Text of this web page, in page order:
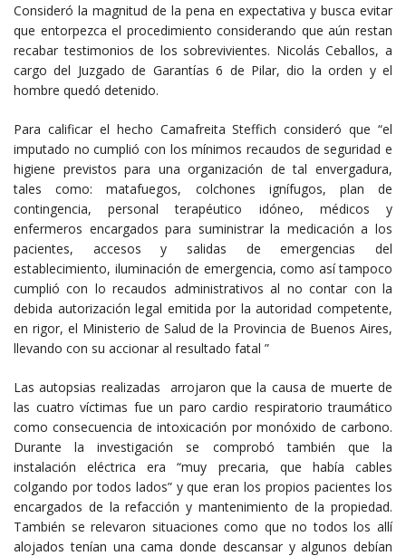
Consideró la magnitud de la pena en expectativa y busca evitar
que entorpezca el procedimiento considerando que aún restan
recabar testimonios de los sobrevivientes. Nicolás Ceballos, a
cargo del Juzgado de Garantías 6 de Pilar, dio la orden y el
hombre quedó detenido.
Para calificar el hecho Camafreita Steffich consideró que “el
imputado no cumplió con los mínimos recaudos de seguridad e
higiene previstos para una organización de tal envergadura,
tales como: matafuegos, colchones ignífugos, plan de
contingencia, personal terapéutico idóneo, médicos y
enfermeros encargados para suministrar la medicación a los
pacientes, accesos y salidas de emergencias del
establecimiento, iluminación de emergencia, como así tampoco
cumplió con lo recaudos administrativos al no contar con la
debida autorización legal emitida por la autoridad competente,
en rigor, el Ministerio de Salud de la Provincia de Buenos Aires,
llevando con su accionar al resultado fatal ”
Las autopsias realizadas arrojaron que la causa de muerte de
las cuatro víctimas fue un paro cardio respiratorio traumático
como consecuencia de intoxicación por monóxido de carbono.
Durante la investigación se comprobó también que la
instalación eléctrica era “muy precaria, que había cables
colgando por todos lados” y que eran los propios pacientes los
encargados de la refacción y mantenimiento de la propiedad.
También se relevaron situaciones como que no todos los allí
alojados tenían una cama donde descansar y algunos debían